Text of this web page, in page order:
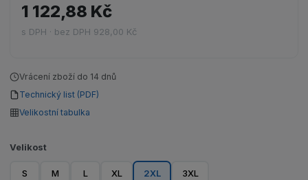
1 122,88 Kč
s DPH · bez DPH 928,00 Kč
Vrácení zboží do 14 dnů
Technický list (PDF)
Velikostní tabulka
Velikost
S M L XL 2XL 3XL